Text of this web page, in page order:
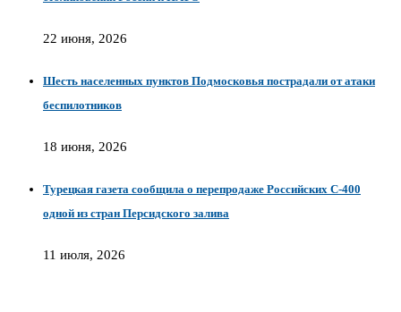
22 июня, 2026
Шесть населенных пунктов Подмосковья пострадали от атаки
беспилотников
18 июня, 2026
Турецкая газета сообщила о перепродаже Российских С-400
одной из стран Персидского залива
11 июля, 2026